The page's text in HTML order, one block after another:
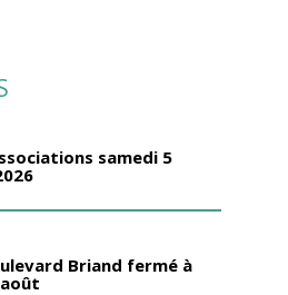
samedi 5
Briand fermé à